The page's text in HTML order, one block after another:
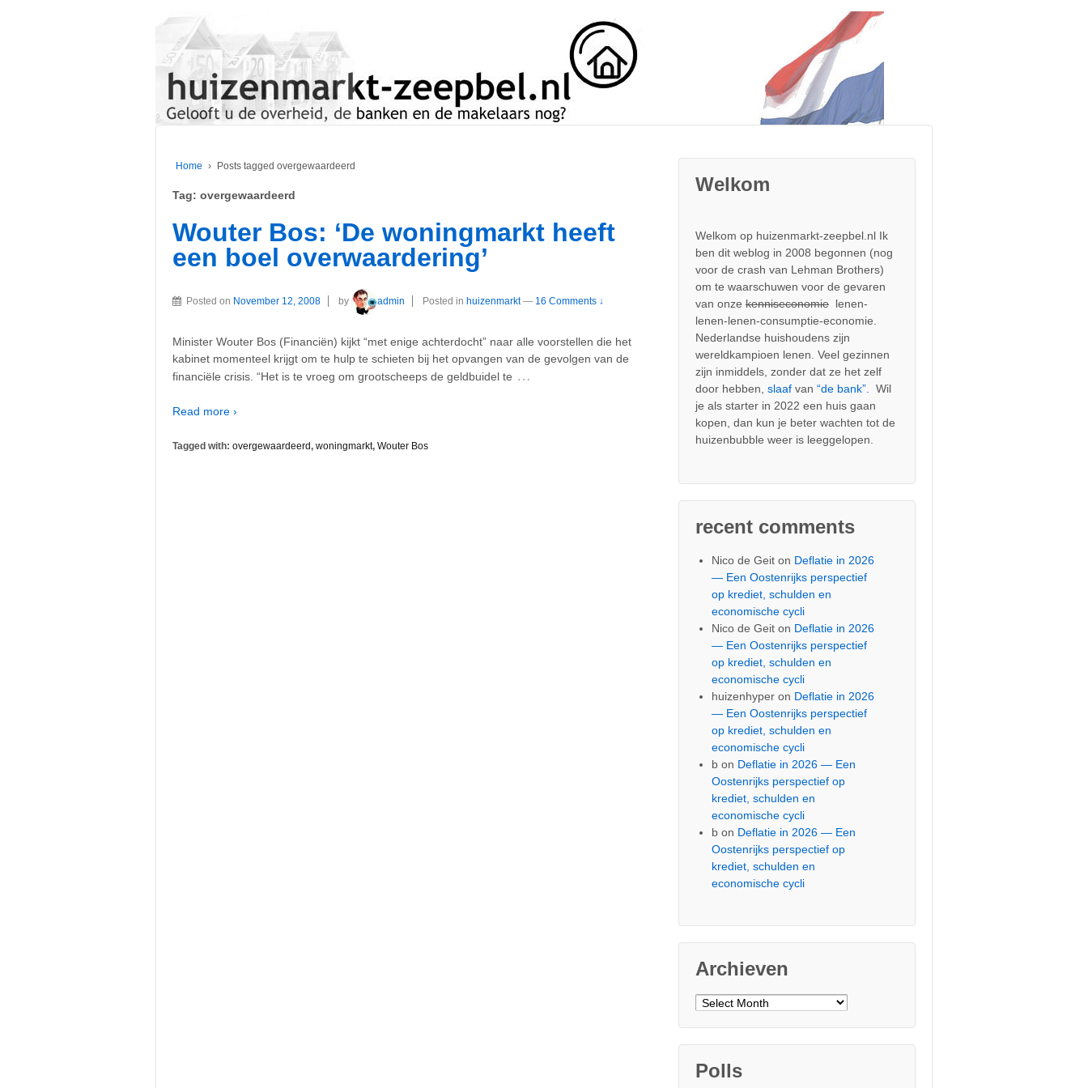
Home › Posts tagged overgewaardeerd
Tag: overgewaardeerd
Wouter Bos: ‘De woningmarkt heeft
een boel overwaardering’
Posted on November 12, 2008 by admin Posted in huizenmarkt — 16 Comments ↓
Minister Wouter Bos (Financiën) kijkt “met enige achterdocht” naar alle voorstellen die het
kabinet momenteel krijgt om te hulp te schieten bij het opvangen van de gevolgen van de
financiële crisis. “Het is te vroeg om grootscheeps de geldbuidel te …
Read more ›
Tagged with: overgewaardeerd, woningmarkt, Wouter Bos
Welkom
Welkom op huizenmarkt-zeepbel.nl Ik
ben dit weblog in 2008 begonnen (nog
voor de crash van Lehman Brothers)
om te waarschuwen voor de gevaren
van onzekenniseconomie lenen-
lenen-lenen-consumptie-economie.
Nederlandse huishoudens zijn
wereldkampioen lenen. Veel gezinnen
zijn inmiddels, zonder dat ze het zelf
door hebben,slaaf van“de bank”. Wil
je als starter in 2022 een huis gaan
kopen, dan kun je beter wachten tot de
huizenbubble weer is leeggelopen.
recent comments
Nico de Geit on Deflatie in 2026
— Een Oostenrijks perspectief
op krediet, schulden en
economische cycli
Nico de Geit on Deflatie in 2026
— Een Oostenrijks perspectief
op krediet, schulden en
economische cycli
huizenhyper on Deflatie in 2026
— Een Oostenrijks perspectief
op krediet, schulden en
economische cycli
b on Deflatie in 2026 — Een
Oostenrijks perspectief op
krediet, schulden en
economische cycli
b on Deflatie in 2026 — Een
Oostenrijks perspectief op
krediet, schulden en
economische cycli
Archieven
Archieven
Polls